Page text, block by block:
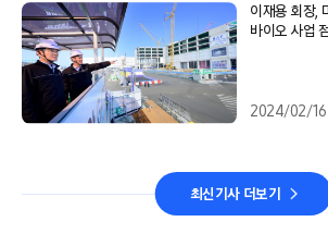
이재용 회장,
바이오 사업
2024/02/16
최신기사 더보기